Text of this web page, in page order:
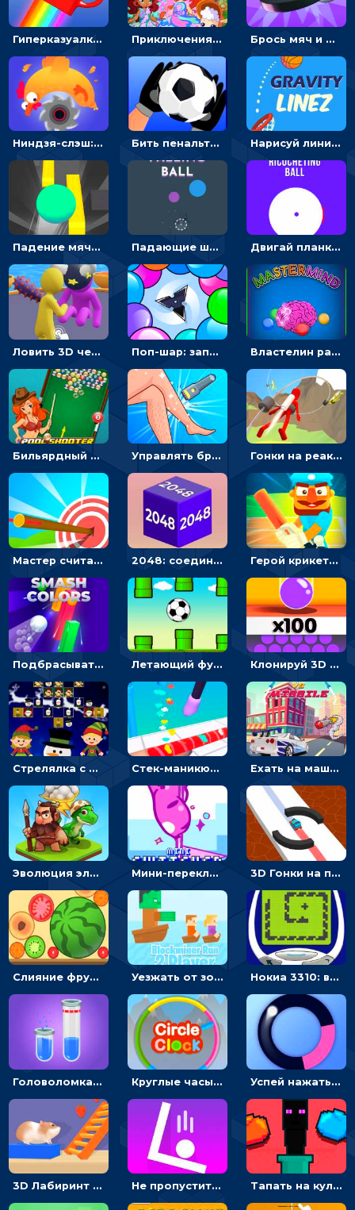
Гиперказуалка Летающая чашка кофе: двигаться и собирать кубики сахара Приключения Клуба Винкс: менять дорожки, чтобы собирать кристаллы Брось мяч и отправь его в белый круг - гиперказуальная головоломка
Ниндзя-слэш: запускай оружие по целям и становись мастером сюрикенов Бить пенальти по воротам, чтобы победить соперника - спортивные Нарисуй линию и отправь мяч в корзину - гиперказуалка
Падение мяча 3D: управляй шариком, прыгая по платформам Падающие шарики: бросай разноцветные мячи и попадай в мишень Двигай планку и отбивай мяч в круге - гиперказуалка
Ловить 3D человечком своего цвета и собирать драгоценности - гиперказуалка Поп-шар: запускать колючку, чтобы лопать воздушные шарики Властелин разума: распредели цвета и угадай код
Бильярдный пул: стрелять шариками, чтобы взрывать одинаковые Управлять бритвой, чтобы собирать волосы и делать 3D прически Гонки на реактивном ранце: избегать преград, чтобы лететь к финишу
Мастер считать стрелы: увеличивать запас, чтобы поразить больше целей 2048: соединять блоки с одинаковыми цифрами - 3D Головоломка Герой крикета – отбей мячи стань чемпионом
Подбрасывать мяч, чтобы провести через цветную преграду Летающий футбольный мяч: кликать и проходить между зелеными трубами Клонируй 3D шарики и сливай их в воронку
Стрелялка с шариками по рождественским эльфам Стек-маникюр для девочек: красить ногти и избегать пил Ехать на машине, чтобы уворачиваться от ракет и собирать монеты - гонки
Эволюция элементов: объединяй предметы и получай новые - кликер Мини-переключатель: тапни и получи флажок 3D Гонки на паровозике: ехать по линии или обходить преграды
Слияние фруктов: соединяй одинаковые плоды и получай очки Уезжать от зомби и собирать камни - гиперказуалка на двоих Нокиа 3310: выбирать испытания и сражаться на старом телефоне - симулятор
Головоломка Сортировка воды: разлей жидкость правильно Круглые часы: ловить цветную стрелку в одинаковом участке циферблата Успей нажать: кликай, чтобы попасть в цветной сектор круга
3D Лабиринт хомяка: проходить полосу препятствий, чтобы получать вкусняшки Не пропустите: Нарисовать линию, чтобы шарик попал в корзину - головоломка Тапать на кулак и бить злодеев - гиперказуалка на двоих